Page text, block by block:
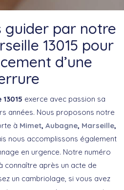
guider par notre
13015 pour
d’une
exerce avec passion sa
années. Nous proposons notre
à Mimet, Aubagne, Marseille,
nous accomplissons également
en urgence. Notre numéro
connaître après un acte de
un cambriolage, si vous avez